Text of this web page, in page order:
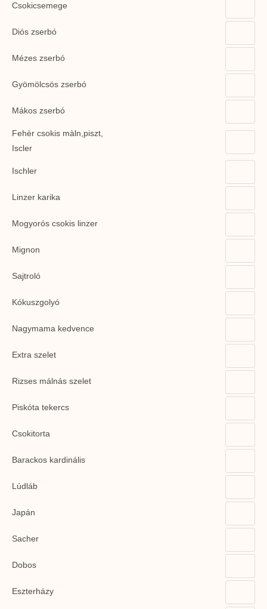
Csokicsemege
Diós zserbó
Mézes zserbó
Gyömölcsös zserbó
Mákos zserbó
Fehèr csokis màln,piszt,
Iscler
Ischler
Linzer karika
Mogyorós csokis linzer
Mignon
Sajtroló
Kókuszgolyó
Nagymama kedvence
Extra szelet
Rizses málnás szelet
Piskóta tekercs
Csokitorta
Barackos kardinális
Lúdláb
Japán
Sacher
Dobos
Eszterházy